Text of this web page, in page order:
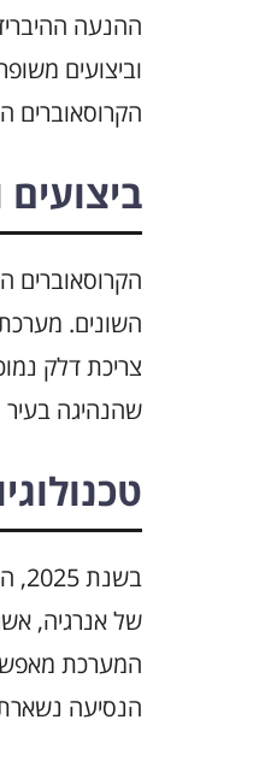
ההנעה
הקרוסאוברים
ביצועים
הקרוסאוברים
השונים.
צריכת דלק
שהנהיגה בעיר
של אנרגיה,
המערכת
הנסיעה